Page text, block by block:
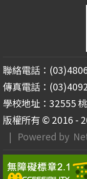
聯絡電話：
傳真電話：
學校地址：32555
版權所有 © 2016 -
| Powered by